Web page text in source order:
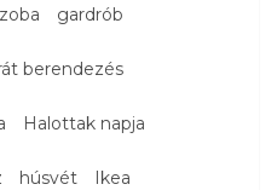
gardrób
berendezés
Halottak napja
húsvét Ikea